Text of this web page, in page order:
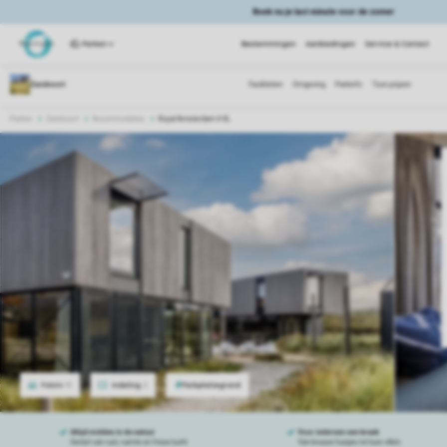
Boek nu je last minute voor de zomer
Parken Bestemmingen Aanbiedingen Service & Contact
Royal Amsterdam 4 XL
Foto's Indeling